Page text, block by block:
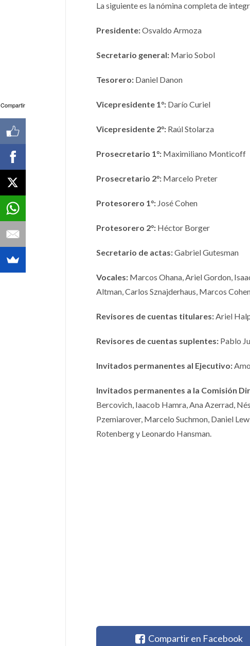
La siguiente es la nómina completa de
Presidente:Osvaldo Armoza
Secretario general: Mario Sobol
Tesorero: Daniel Danon
Vicepresidente 1°: Darío Curiel
Vicepresidente 2°: Raúl Stolarza
Prosecretario 1°: Maximiliano Monticoff
Prosecretario 2°: Marcelo Preter
Protesorero 1°: José Cohen
Protesorero 2°: Héctor Borger
Secretario de actas:Gabriel Gutesman
Vocales: Marcos Ohana, Ariel Gordon,
Altman, Carlos Sznajderhaus, Marcos
Revisores de cuentas titulares:Ariel
Revisores de cuentas suplentes: Pablo
Invitados permanentes al Ejecutivo:
Invitados permanentes a la Comisión
Bercovich, Iaacob Hamra, Ana Azerrad,
Pzemiarover, Marcelo Suchmon, Daniel
Rotenberg y Leonardo Hansman.
Compartir en Facebook
Compartir